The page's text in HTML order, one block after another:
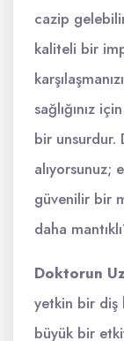
cazip
kaliteli bir
sağlığınız
bir unsurdur.
alıyorsunuz;
güvenilir bir
daha
Doktorun
yetkin bir diş
büyük bir